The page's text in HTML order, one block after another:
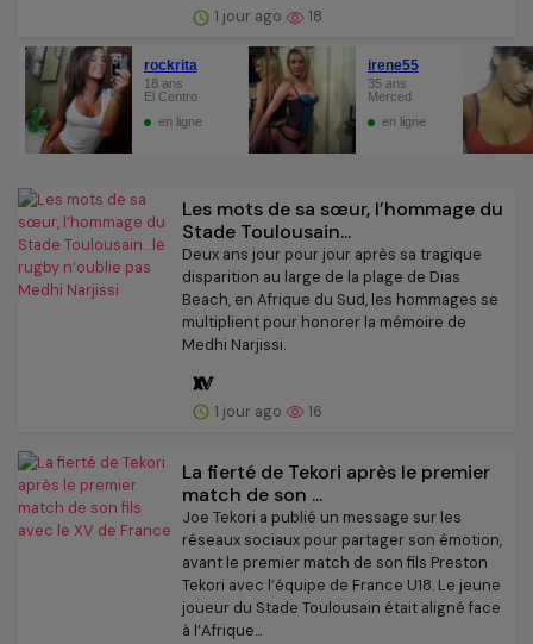
1 jour ago 18
Les mots de sa sœur, l’hommage du
Stade Toulousain...
Deux ans jour pour jour après sa tragique
disparition au large de la plage de Dias
Beach, en Afrique du Sud, les hommages se
multiplient pour honorer la mémoire de
Medhi Narjissi.
1 jour ago 16
La fierté de Tekori après le premier
match de son ...
Joe Tekori a publié un message sur les
réseaux sociaux pour partager son émotion,
avant le premier match de son fils Preston
Tekori avec l’équipe de France U18. Le jeune
joueur du Stade Toulousain était aligné face
à l’Afrique...